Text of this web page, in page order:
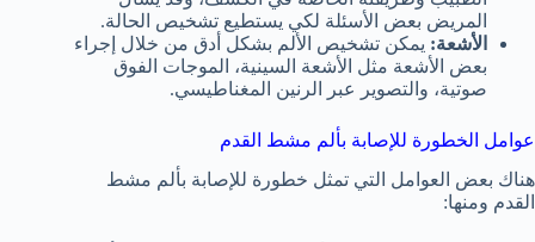
المريض بعض الأسئلة لكي يستطيع تشخيص الحالة.
الأشعة: يمكن تشخيص الألم بشكل أدق من خلال إجراء
بعض الأشعة مثل الأشعة السينية، الموجات الفوق
صوتية، والتصوير عبر الرنين المغناطيسي.
عوامل الخطورة للإصابة بألم مشط القدم
هناك بعض العوامل التي تمثل خطورة للإصابة بألم مشط
القدم ومنها: